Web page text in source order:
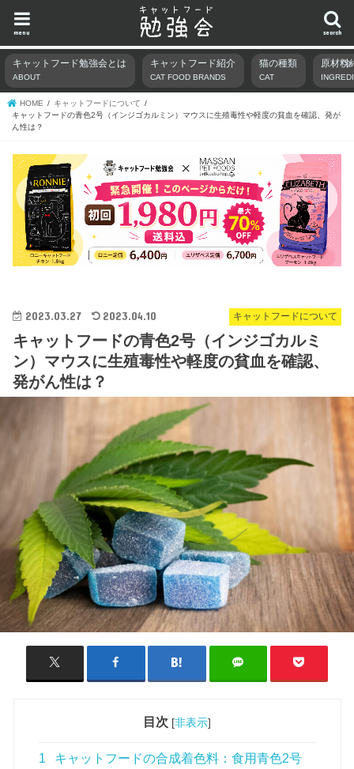
search
menu
キャットフード勉強会とは
ABOUT
キャットフード紹介
CAT FOOD BRANDS
猫の種類
CAT
原材料
HOME
キャットフードについて
キャットフードの青色2号（インジゴカルミン）マウスに生殖毒性や軽度の貧血を確認、発が
ん性は？
キャットフードについて
2023.03.27 2023.04.10
キャットフードの青色2号（インジゴカルミ
ン）マウスに生殖毒性や軽度の貧血を確認、
発がん性は？
目次 [非表示]
1
キャットフードの合成着色料：食用青色2号